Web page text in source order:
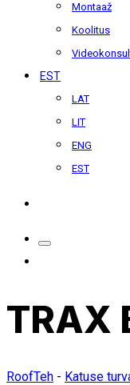
Montaaž
Koolitus
EST
LAT
LIT
ENG
EST
TRAX
RoofTeh - Katuse